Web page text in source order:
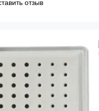
отзыв